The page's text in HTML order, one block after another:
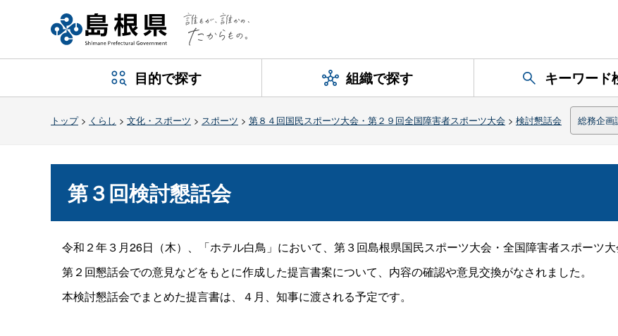
目的で探す 組織で探す キーワード
トップ> くらし > 文化・スポーツ > スポーツ > 第８４回国民スポーツ大会・第２９回全国障害者スポーツ大会 > 検討懇話会 総務企画
第３回検討懇話会
令和２年３月26日（木）、「ホテル白鳥」において、第３回島根県国民スポーツ大会・全国障害者スポーツ大
第２回懇話会での意見などをもとに作成した提言書案について、内容の確認や意見交換がなされました。
本検討懇話会でまとめた提言書は、４月、知事に渡される予定です。